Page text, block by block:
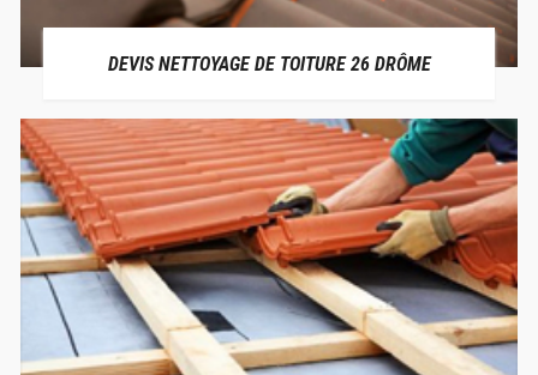
DEVIS NETTOYAGE DE TOITURE 26 DRÔME